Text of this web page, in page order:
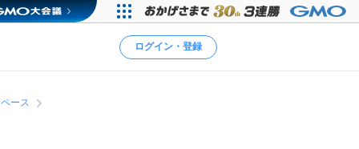
ログイン・登録
ース